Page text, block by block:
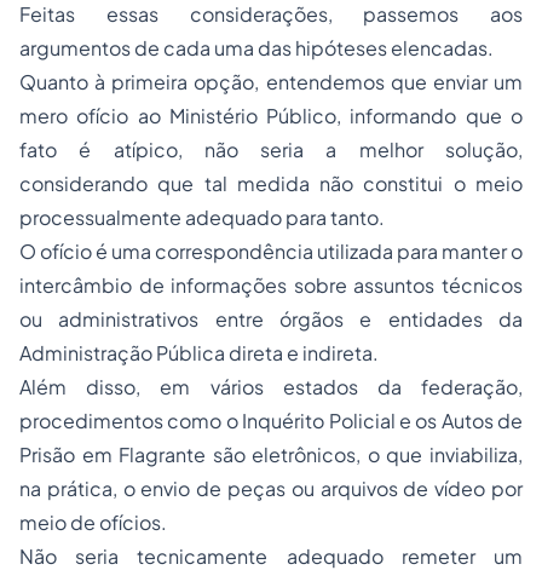
Feitas essas considerações, passemos aos
argumentos de cada uma das hipóteses elencadas.
Quanto à primeira opção, entendemos que enviar um
mero ofício ao Ministério Público, informando que o
fato é atípico, não seria a melhor solução,
considerando que tal medida não constitui o meio
processualmente adequado para tanto.
O ofício é uma correspondência utilizada para manter o
intercâmbio de informações sobre assuntos técnicos
ou administrativos entre órgãos e entidades da
Administração Pública direta e indireta.
Além disso, em vários estados da federação,
procedimentos como o Inquérito Policial e os Autos de
Prisão em Flagrante são eletrônicos, o que inviabiliza,
na prática, o envio de peças ou arquivos de vídeo por
meio de ofícios.
Não seria tecnicamente adequado remeter um